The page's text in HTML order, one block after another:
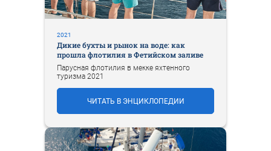
2021
Дикие бухты и рынок на воде: как
прошла флотилия в Фетийском заливе
Парусная флотилия в мекке яхтенного
туризма 2021
ЧИТАТЬ В ЭНЦИКЛОПЕДИИ